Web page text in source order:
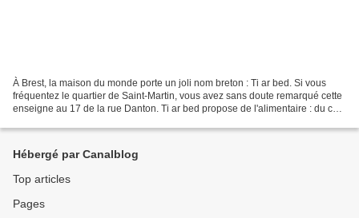
À Brest, la maison du monde porte un joli nom breton : Ti ar bed. Si vous
fréquentez le quartier de Saint-Martin, vous avez sans doute remarqué cette
enseigne au 17 de la rue Danton. Ti ar bed propose de l'alimentaire : du café
Hébergé par Canalblog
Top articles
Pages